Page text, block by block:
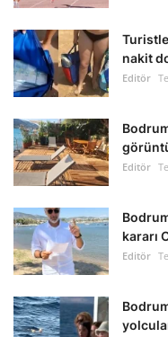
nakit
Editör
Editör
kararı
Editör